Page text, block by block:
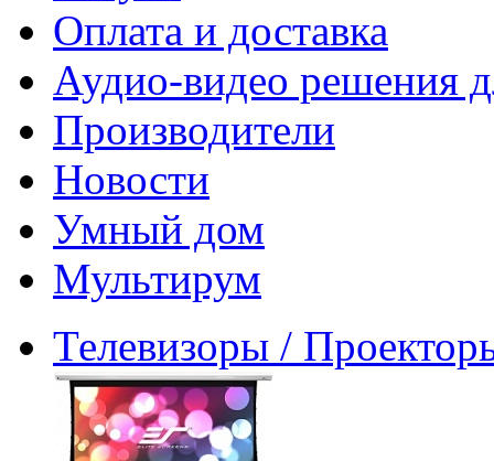
Оплата и доставка
Аудио-видео решения
Производители
Новости
Умный дом
Мультирум
Телевизоры /